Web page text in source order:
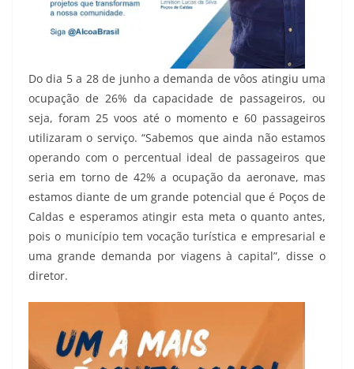
Do dia 5 a 28 de junho a demanda de vôos atingiu uma
ocupação de 26% da capacidade de passageiros, ou
seja, foram 25 voos até o momento e 60 passageiros
utilizaram o serviço. “Sabemos que ainda não estamos
operando com o percentual ideal de passageiros que
seria em torno de 42% a ocupação da aeronave, mas
estamos diante de um grande potencial que é Poços de
Caldas e esperamos atingir esta meta o quanto antes,
pois o município tem vocação turística e empresarial e
uma grande demanda por viagens à capital”, disse o
diretor.